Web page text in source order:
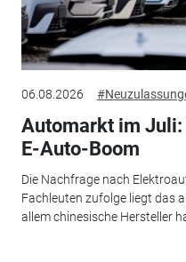
06.08.2026
Automarkt im
E-Auto-Boom
Die Nachfrage nach
Fachleuten zufolge liegt das
allem chinesische Hersteller